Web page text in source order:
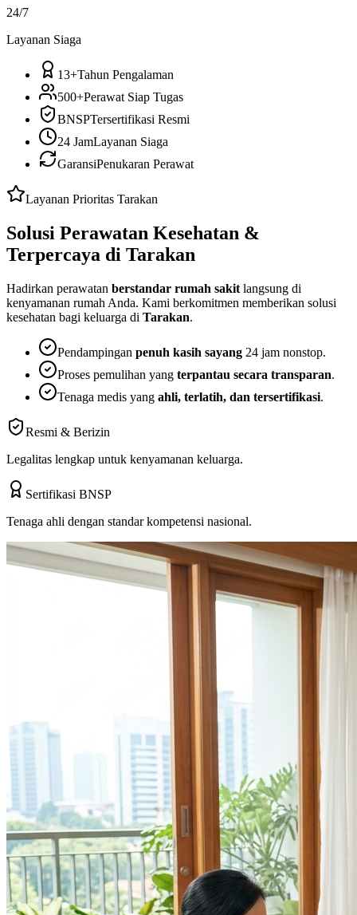
24/7
Layanan Siaga
13+Tahun Pengalaman
500+Perawat Siap Tugas
BNSPTersertifikasi Resmi
24 JamLayanan Siaga
GaransiPenukaran Perawat
Layanan Prioritas Tarakan
Solusi Perawatan Kesehatan &
Terpercaya di Tarakan
Hadirkan perawatan berstandar rumah sakit langsung di
kenyamanan rumah Anda. Kami berkomitmen memberikan solusi
kesehatan bagi keluarga di Tarakan.
Pendampingan penuh kasih sayang 24 jam nonstop.
Proses pemulihan yang terpantau secara transparan.
Tenaga medis yang ahli, terlatih, dan tersertifikasi.
Resmi & Berizin
Legalitas lengkap untuk kenyamanan keluarga.
Sertifikasi BNSP
Tenaga ahli dengan standar kompetensi nasional.